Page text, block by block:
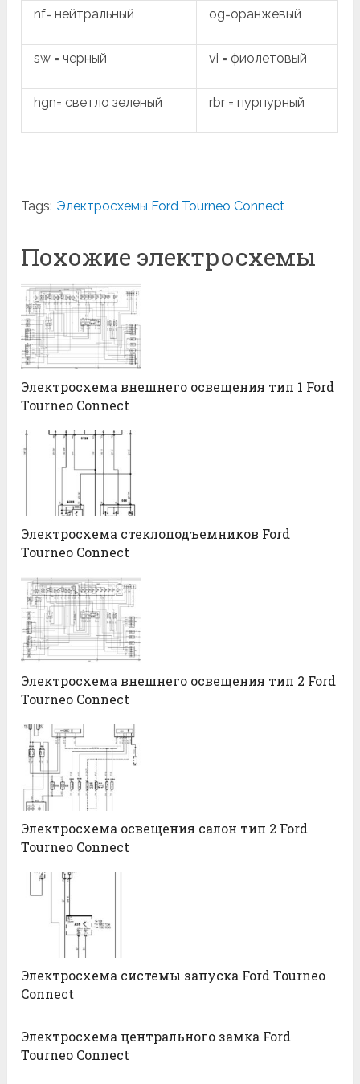
nf= нейтральный og=оранжевый
sw = черный vi = фиолетовый
hgn= светло зеленый rbr = пурпурный
Tags: Электросхемы Ford Tourneo Connect
Похожие электросхемы
Электросхема внешнего освещения тип 1 Ford
Tourneo Connect
Электросхема стеклоподъемников Ford
Tourneo Connect
Электросхема внешнего освещения тип 2 Ford
Tourneo Connect
Электросхема освещения салон тип 2 Ford
Tourneo Connect
Электросхема системы запуска Ford Tourneo
Connect
Электросхема центрального замка Ford
Tourneo Connect